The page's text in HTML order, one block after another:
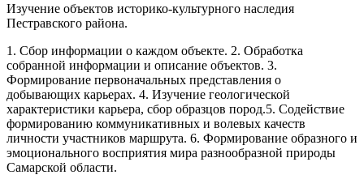
Изучение объектов историко-культурного наследия
Пестравского района.
1. Сбор информации о каждом объекте. 2. Обработка
собранной информации и описание объектов. 3.
Формирование первоначальных представления о
добывающих карьерах. 4. Изучение геологической
характеристики карьера, сбор образцов пород.5. Содействие
формированию коммуникативных и волевых качеств
личности участников маршрута. 6. Формирование образного и
эмоционального восприятия мира разнообразной природы
Самарской области.